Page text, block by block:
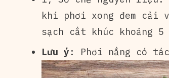
khi phơi xong đem cải
sạch cắt khúc khoảng 5
Lưu ý : Phơi nắng có